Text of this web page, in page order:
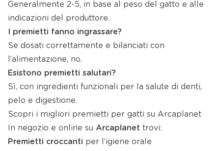
Generalmente 2-5, in base al peso del gatto e alle
indicazioni del produttore.
I premietti fanno ingrassare?
Se dosati correttamente e bilanciati con
l’alimentazione, no.
Esistono premietti salutari?
Sì, con ingredienti funzionali per la salute di denti,
pelo e digestione.
Scopri i migliori premietti per gatti su Arcaplanet
In negozio e online su Arcaplanet trovi:
Premietti croccanti per l’igiene orale